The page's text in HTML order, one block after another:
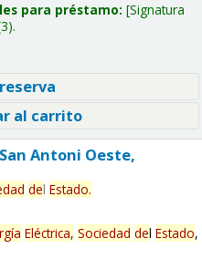
para préstamo: Signatura
al carrito
Antoni Oeste,
del Estado.
Eléctrica, Sociedad del Estado,